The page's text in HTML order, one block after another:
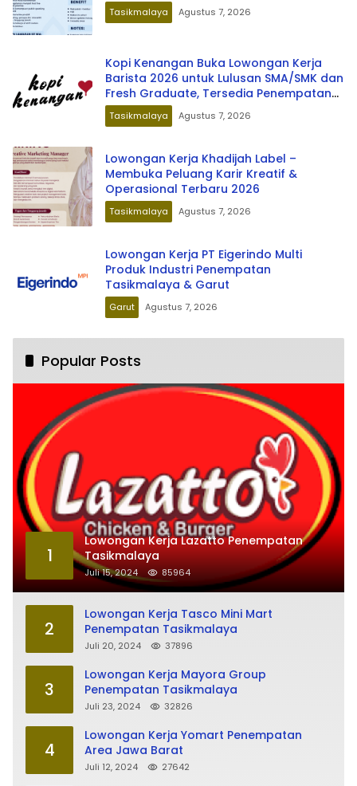
Tasikmalaya Agustus 7, 2026
Kopi Kenangan Buka Lowongan Kerja
Barista 2026 untuk Lulusan SMA/SMK dan
Fresh Graduate, Tersedia Penempatan
di Berbagai Kota Indonesia
Tasikmalaya Agustus 7, 2026
Lowongan Kerja Khadijah Label –
Membuka Peluang Karir Kreatif &
Operasional Terbaru 2026
Tasikmalaya Agustus 7, 2026
Lowongan Kerja PT Eigerindo Multi
Produk Industri Penempatan
Tasikmalaya & Garut
Garut Agustus 7, 2026
Popular Posts
1
Lowongan Kerja Lazatto Penempatan
Tasikmalaya
Juli 15, 2024 85964
2
Lowongan Kerja Tasco Mini Mart
Penempatan Tasikmalaya
Juli 20, 2024 37896
3
Lowongan Kerja Mayora Group
Penempatan Tasikmalaya
Juli 23, 2024 32826
4
Lowongan Kerja Yomart Penempatan
Area Jawa Barat
Juli 12, 2024 27642